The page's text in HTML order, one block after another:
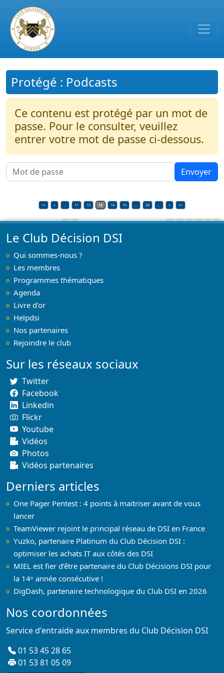
Passer au contenu principal
Protégé : Podcasts
Ce contenu est protégé par un mot de
passe. Pour le consulter, veuillez
entrer votre mot de passe ci-dessous.
<< < … 11 12 13 14 15 … 20 … > >>
Le Club Décision DSI
Qui sommes-nous ?
Les membres
Programmes thématiques
Agenda
Livre d'or
Helpdsi
Nos partenaires
Rejoindre le club
Sur les réseaux sociaux
Twitter
Facebook
Linkedin
Flickr
Youtube
Vidéos
Photos
Vidéos partenaires
Derniers articles
One Pager Pentest : 4 points à maitriser avant de vous
lancer
TeamViewer rejoint le principal réseau de DSI en France
Yuzko, partenaire Platinum du Club Décision DSI :
optimiser les achats IT aux côtés des DSI
MIEL est fier d’être partenaire du Club Décisions DSI pour
la 14ᵉ année consécutive !
DigDash, partenaire technologique du Club DSI en 2026
Nos coordonnées
Service d'entraide aux membres du Club Décision DSI
01 53 45 28 65
01 53 81 05 09